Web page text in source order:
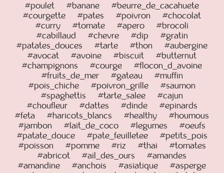
#poulet #banane
#beurre_de_cacahuete
#courgette
#pates #poivron
#chocolat
#curry
#tomate #apero
#brocoli
#cabillaud
#chevre #dip
#gratin
#patates_douces
#tarte #thon
#aubergine
#avocat
#avoine #biscuit
#butternut
#champignons
#courge
#flocon_d_avoine
#fruits_de_mer
#gateau
#muffin
#pois_chiche
#poivron_grille
#saumon
#spaghettis
#tarte_salee
#cajun
#choufleur
#dattes #dinde
#epinards
#feta
#haricots_blancs #healthy
#houmous
#jambon
#lait_de_coco #legumes
#oeufs
#patate_douce
#pate_feuilletee
#petits_pois
#poisson
#pomme #riz #thai
#tomates
#abricot
#ail_des_ours
#amandes
#amandine
#anchois #asiatique
#asperge